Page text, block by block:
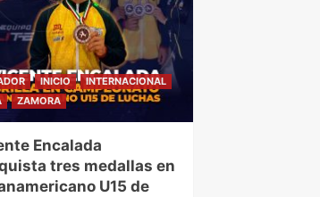
INICIO
INTERNACIONAL
ZAMORA
Encalada
tres medallas en
U15 de